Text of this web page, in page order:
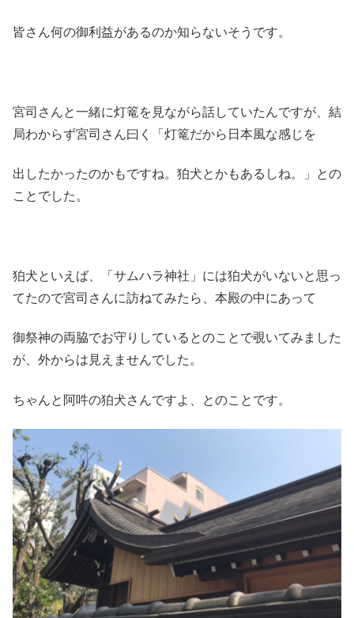
皆さん何の御利益があるのか知らないそうです。
宮司さんと一緒に灯篭を見ながら話していたんですが、結
局わからず宮司さん曰く「灯篭だから日本風な感じを
出したかったのかもですね。狛犬とかもあるしね。」との
ことでした。
狛犬といえば、「サムハラ神社」には狛犬がいないと思っ
てたので宮司さんに訪ねてみたら、本殿の中にあって
御祭神の両脇でお守りしているとのことで覗いてみました
が、外からは見えませんでした。
ちゃんと阿吽の狛犬さんですよ、とのことです。